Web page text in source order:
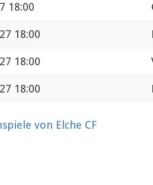
18:00
18:00
18:00
18:00
von Elche CF